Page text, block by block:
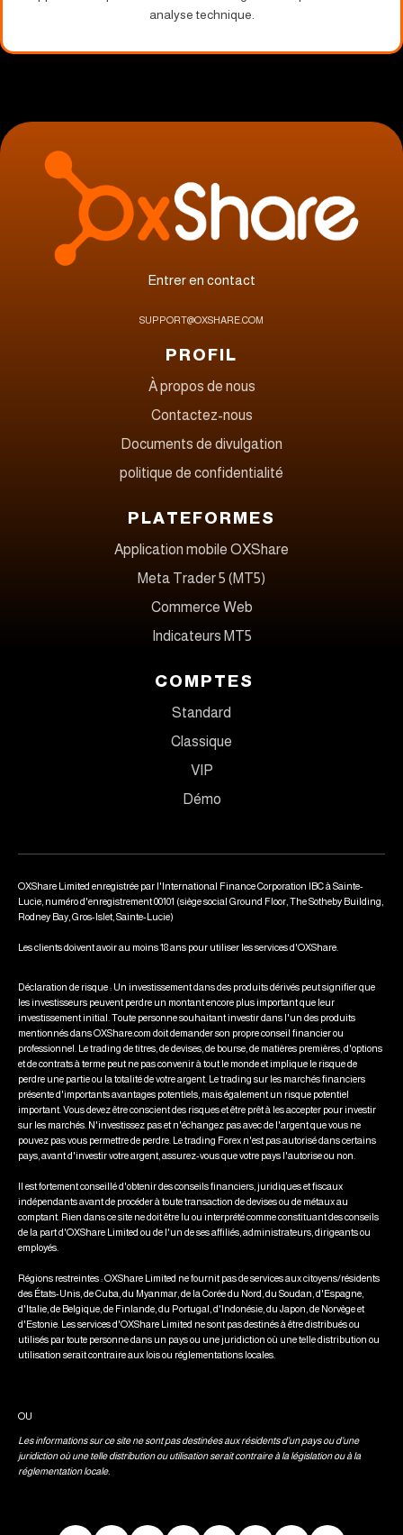
analyse technique.
Entrer en contact
SUPPORT@OXSHARE.COM
PROFIL
À propos de nous
Contactez-nous
Documents de divulgation
politique de confidentialité
PLATEFORMES
Application mobile OXShare
Meta Trader 5 (MT5)
Commerce Web
Indicateurs MT5
COMPTES
Standard
Classique
VIP
Démo
OXShare Limited enregistrée par l'International Finance Corporation IBC à Sainte-
Lucie, numéro d'enregistrement 00101 (siège social Ground Floor, The Sotheby Building,
Rodney Bay, Gros-Islet, Sainte-Lucie)
Les clients doivent avoir au moins 18 ans pour utiliser les services d'OXShare.
Déclaration de risque : Un investissement dans des produits dérivés peut signifier que
les investisseurs peuvent perdre un montant encore plus important que leur
investissement initial. Toute personne souhaitant investir dans l'un des produits
mentionnés dans OXShare.com doit demander son propre conseil financier ou
professionnel. Le trading de titres, de devises, de bourse, de matières premières, d'options
et de contrats à terme peut ne pas convenir à tout le monde et implique le risque de
perdre une partie ou la totalité de votre argent. Le trading sur les marchés financiers
présente d'importants avantages potentiels, mais également un risque potentiel
important. Vous devez être conscient des risques et être prêt à les accepter pour investir
sur les marchés. N'investissez pas et n'échangez pas avec de l'argent que vous ne
pouvez pas vous permettre de perdre. Le trading Forex n'est pas autorisé dans certains
pays, avant d'investir votre argent, assurez-vous que votre pays l'autorise ou non.
Il est fortement conseillé d'obtenir des conseils financiers, juridiques et fiscaux
indépendants avant de procéder à toute transaction de devises ou de métaux au
comptant. Rien dans ce site ne doit être lu ou interprété comme constituant des conseils
de la part d'OXShare Limited ou de l'un de ses affiliés, administrateurs, dirigeants ou
employés.
Régions restreintes : OXShare Limited ne fournit pas de services aux citoyens/résidents
des États-Unis, de Cuba, du Myanmar, de la Corée du Nord, du Soudan, d'Espagne,
d'Italie, de Belgique, de Finlande, du Portugal, d'Indonésie, du Japon, de Norvège et
d'Estonie. Les services d'OXShare Limited ne sont pas destinés à être distribués ou
utilisés par toute personne dans un pays ou une juridiction où une telle distribution ou
utilisation serait contraire aux lois ou réglementations locales.
OU
Les informations sur ce site ne sont pas destinées aux résidents d'un pays ou d'une
juridiction où une telle distribution ou utilisation serait contraire à la législation ou à la
réglementation locale.